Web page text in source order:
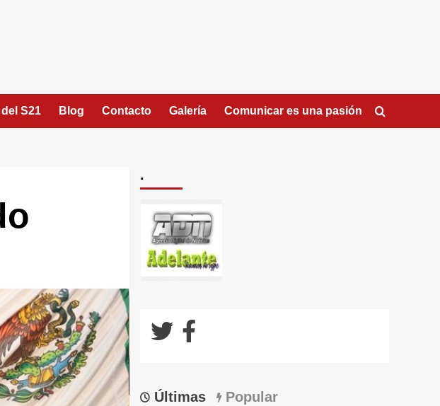
S21 Blog Contacto Galería Comunicar es una pasión
.
Últimas Popular